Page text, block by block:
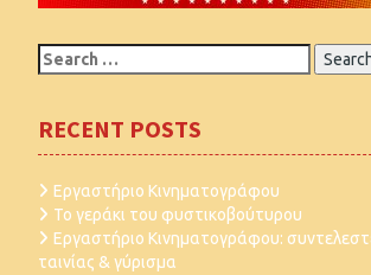
Search
for:
RECENT POSTS
Εργαστήριο Κινηματογράφου
Το γεράκι του φυστικοβούτυρου
Εργαστήριο Κινηματογράφου:
ταινίας & γύρισμα